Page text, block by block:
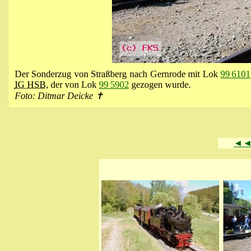
Der Sonderzug von Straßberg nach Gernrode mit Lok99 6101
IG HSB, der von Lok 99 5902 gezogen wurde.
Foto: Ditmar Deicke ✝
◄◄